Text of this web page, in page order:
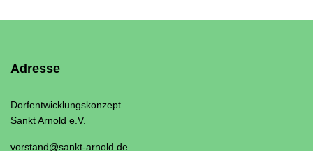
Adresse
Dorfentwicklungskonzept
Sankt Arnold e.V.
vorstand@sankt-arnold.de